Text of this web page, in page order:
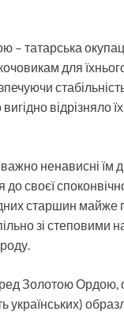
– татарська
для
відрізняло їх
ненависні їм
своєї
старшин майже
зі степовими
Золотою Ордою,
українських)